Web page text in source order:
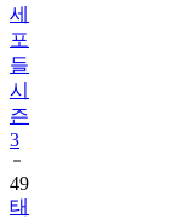
세
포
들
시
즌
3
49
태